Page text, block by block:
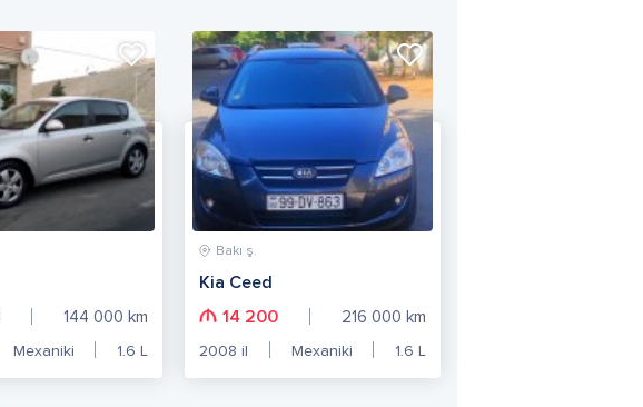
144 000 km
Mexaniki 1.6 L
Bakı ş.
Kia Ceed
14 200
216 000 km
2008 il Mexaniki 1.6 L